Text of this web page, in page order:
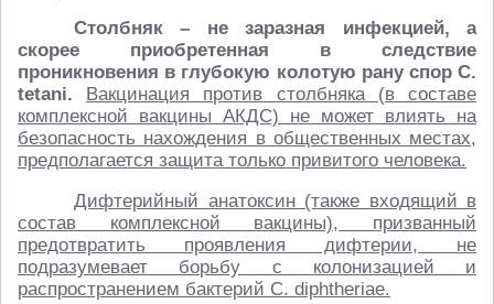
Столбняк – не заразная инфекцией, а
скорее приобретенная в следствие
проникновения в глубокую колотую рану спор С.
tetani. Вакцинация против столбняка (в составе
комплексной вакцины АКДС) не может влиять на
безопасность нахождения в общественных местах,
предполагается защита только привитого человека.
Дифтерийный анатоксин (также входящий в
состав комплексной вакцины), призванный
предотвратить проявления дифтерии, не
подразумевает борьбу с колонизацией и
распространением бактерий C. diphtheriae.